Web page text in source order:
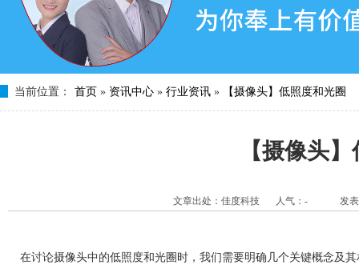
当前位置： 首页 » 资讯中心 » 行业资讯 » 【摄像头】低照度和光圈
【摄像头
文章出处：佳度科技 人气： - 发
在讨论摄像头中的低照度和光圈时，我们需要明确几个关键概念及